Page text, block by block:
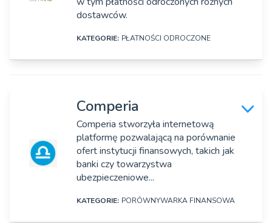
Al. Jerozolimskie 142B, Warszawa
Strona www:
Osoby zarządzające:
Paweł Kuskowski
Oferta produktowa:
Firma dostarcza szereg rozwiązań wykorzystujących
technologię blockchain. W bankowości oraz w branży
ubezpieczeniowej stosowane jest m.in. rozwiązanie
dostawców.
KATEGORIE: PŁATNOŚCI ODROCZONE
Nazwa firmy:
Adres:
Ul. Konstruktorska 13, Warszawa
Strona www:
https://comfino.pl/
Comperia
Comperia stworzyła internetową
platformę pozwalającą na porównanie
ofert instytucji finansowych, takich jak
banki czy towarzystwa
ubezpieczeniowe...
KATEGORIE: PORÓWNYWARKA FINANSOWA